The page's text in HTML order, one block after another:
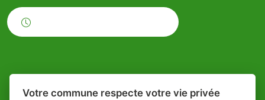
Votre commune respecte votre vie privée